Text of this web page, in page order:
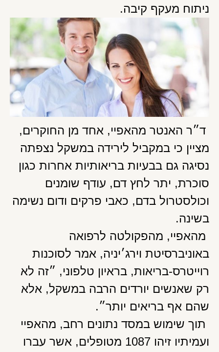
ניתוח מעקף קיבה.
ד״ר האנטר מהאפיי, אחד מן החוקרים,
מציין כי במקביל לירידה במשקל נצפתה
נסיגה גם בבעיות בריאותיות אחרות כגון
סוכרת, יתר לחץ דם, עודף שומנים
וכולסטרול בדם, כאבי פרקים ודום נשימה
בשינה.
מהאפיי, מהפקולטה לרפואה
באוניברסיטת וירג׳יניה, אמר לסוכנות
רוייטרס-בריאות, בראיון טלפוני, ״זה לא
רק שאנשים יורדים הרבה במשקל, אלא
שהם אף בריאים יותר״.
תוך שימוש במסד נתונים רחב, מהאפיי
ועמיתיו זיהו 1087 מטופלים, אשר עברו